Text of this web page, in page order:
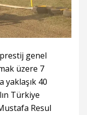
genel
üzere 7
yaklaşık 40
Türkiye
Resul